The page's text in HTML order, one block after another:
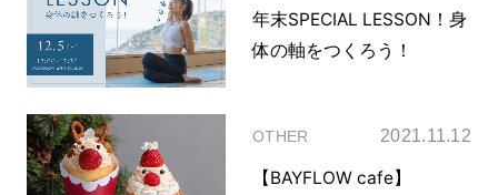
年末SPECIAL LESSON！身
体の軸をつくろう！
OTHER 2021.11.12
【BAYFLOW cafe】